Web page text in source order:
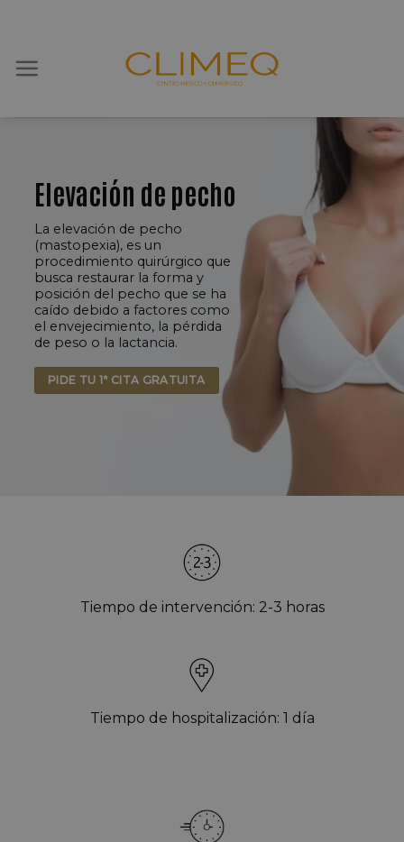
Elevación de pecho
La elevación de pecho
(mastopexia), es un
procedimiento quirúrgico que
busca restaurar la forma y
posición del pecho que se ha
caído debido a factores como
el envejecimiento, la pérdida
de peso o la lactancia.
PIDE TU 1ª CITA GRATUITA
Tiempo de intervención: 2-3 horas
Tiempo de hospitalización: 1 día